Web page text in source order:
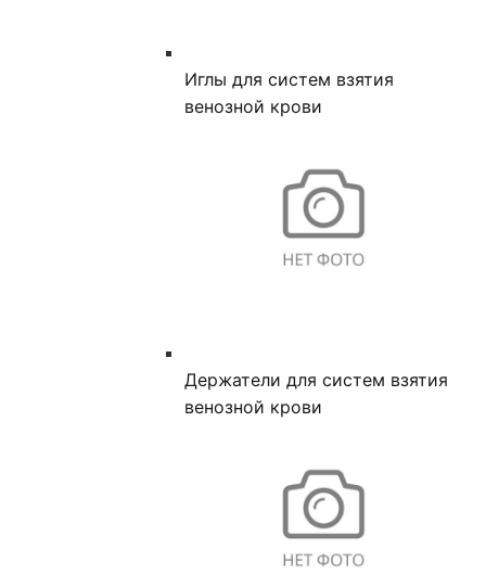
Иглы для систем взятия
венозной крови
Держатели для систем взятия
венозной крови